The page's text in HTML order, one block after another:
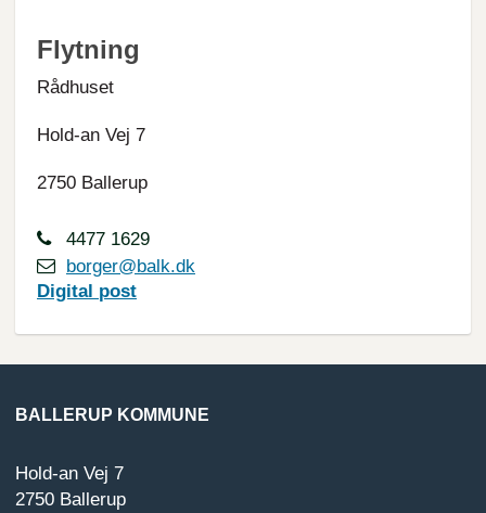
Flytning
Rådhuset
Hold-an Vej 7
2750 Ballerup
4477 1629
borger@balk.dk
Digital post
BALLERUP KOMMUNE
Hold-an Vej 7
2750 Ballerup